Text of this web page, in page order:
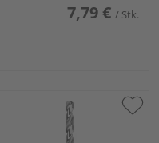
7,79 € / Stk.